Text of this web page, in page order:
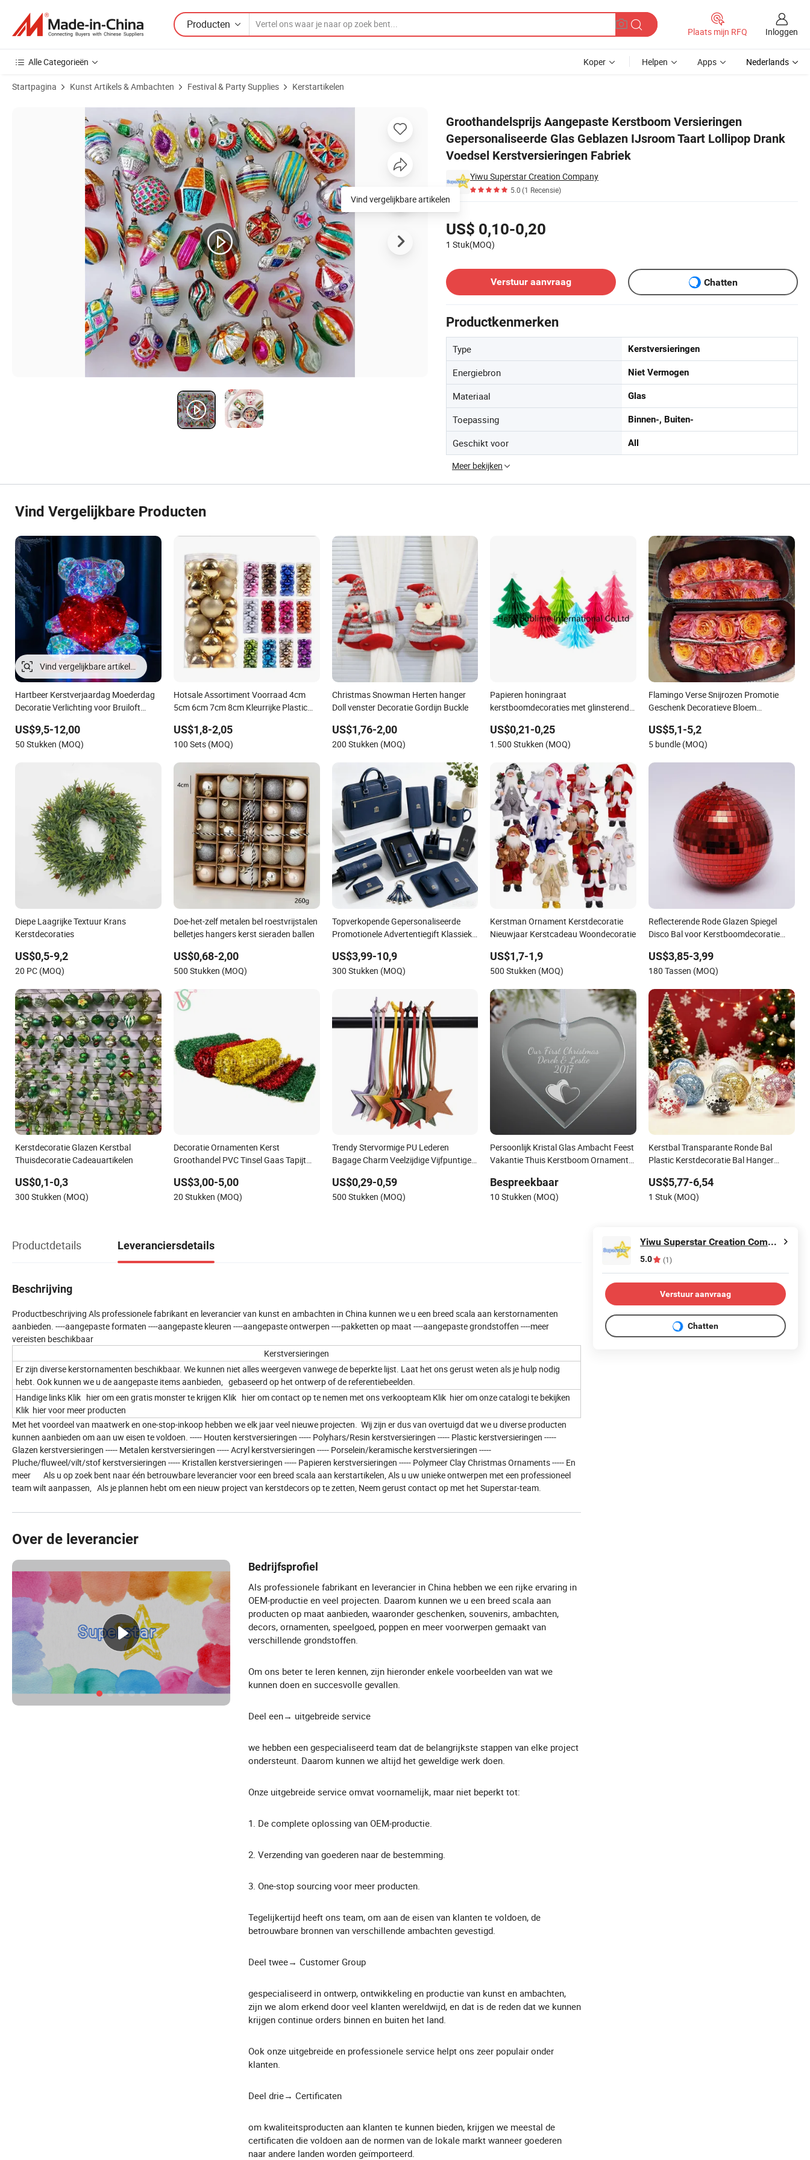
Producten
Plaats mijn RFQ Inloggen
Alle Categorieën Koper Helpen Apps Nederlands
Startpagina Kunst Artikels & Ambachten Festival & Party Supplies Kerstartikelen
Groothandelsprijs Aangepaste Kerstboom Versieringen
Gepersonaliseerde Glas Geblazen IJsroom Taart Lollipop Drank
Voedsel Kerstversieringen Fabriek
Yiwu Superstar Creation Company
5.0(1 Recensie)
Prijzen
US$ 0,10-0,20
1 Stuk(MOQ)
Verstuur aanvraag
Chatten
Productkenmerken
Type Kerstversieringen
Energiebron Niet Vermogen
Materiaal Glas
Toepassing Binnen-, Buiten-
Geschikt voor All
Meer bekijken
Productafbeeldingen van Groothandelsprijs Aangepaste Kerstboom Versieringen Gepersonaliseerde Glas Geblazen IJsroom Taart Lollipop Drank Voedsel Kerstversieringen Fabriek
Vind vergelijkbare artikelen
Vind Vergelijkbare Producten
Hartbeer Kerstverjaardag Moederdag
Decoratie Verlichting voor Bruiloft
Feestbenodigdheden
US$9,5-12,00
50 Stukken (MOQ)
Hotsale Assortiment Voorraad 4cm
5cm 6cm 7cm 8cm Kleurrijke Plastic
US$1,8-2,05
100 Sets (MOQ)
Christmas Snowman Herten hanger
Doll venster Decoratie Gordijn Buckle
US$1,76-2,00
200 Stukken (MOQ)
Papieren honingraat
kerstboomdecoraties met glinsterende
US$0,21-0,25
1.500 Stukken (MOQ)
Flamingo Verse Snijrozen Promotie
Geschenk Decoratieve Bloem
US$5,1-5,2
5 bundle (MOQ)
Diepe Laagrijke Textuur Krans
Kerstdecoraties
US$0,5-9,2
20 PC (MOQ)
Doe-het-zelf metalen bel roestvrijstalen
belletjes hangers kerst sieraden ballen
US$0,68-2,00
500 Stukken (MOQ)
Topverkopende Gepersonaliseerde
Promotionele Advertentiegift Klassiek
Bedrijfsgeschenken
US$3,99-10,9
300 Stukken (MOQ)
Kerstman Ornament Kerstdecoratie
Nieuwjaar Kerstcadeau Woondecoratie
US$1,7-1,9
500 Stukken (MOQ)
Reflecterende Rode Glazen Spiegel
Disco Bal voor Kerstboomdecoratie
US$3,85-3,99
180 Tassen (MOQ)
Kerstdecoratie Glazen Kerstbal
Thuisdecoratie Cadeauartikelen
US$0,1-0,3
300 Stukken (MOQ)
Decoratie Ornamenten Kerst
Groothandel PVC Tinsel Gaas Tapijt
US$3,00-5,00
20 Stukken (MOQ)
Trendy Stervormige PU Lederen
Bagage Charm Veelzijdige Vijfpuntige
voor Vrouwen Meisjes
US$0,29-0,59
500 Stukken (MOQ)
Persoonlijk Kristal Glas Ambacht Feest
Vakantie Thuis Kerstboom Ornament
Bespreekbaar
10 Stukken (MOQ)
Kerstbal Transparante Ronde Bal
Plastic Kerstdecoratie Bal Hanger
US$5,77-6,54
1 Stuk (MOQ)
Productdetails Leveranciersdetails
Beschrijving
Productbeschrijving Als professionele fabrikant en leverancier van kunst en ambachten in China kunnen we u een breed scala aan kerstornamenten
aanbieden. ----aangepaste formaten ----aangepaste kleuren ----aangepaste ontwerpen ----pakketten op maat ----aangepaste grondstoffen ----meer
vereisten beschikbaar
Kerstversieringen
Er zijn diverse kerstornamenten beschikbaar. We kunnen niet alles weergeven vanwege de beperkte lijst. Laat het ons gerust weten als je hulp nodig
hebt. Ook kunnen we u de aangepaste items aanbieden, gebaseerd op het ontwerp of de referentiebeelden.
Handige links Klik hier om een gratis monster te krijgen Klik hier om contact op te nemen met ons verkoopteam Klik hier om onze catalogi te bekijken
Klik hier voor meer producten
Met het voordeel van maatwerk en one-stop-inkoop hebben we elk jaar veel nieuwe projecten. Wij zijn er dus van overtuigd dat we u diverse producten
kunnen aanbieden om aan uw eisen te voldoen. ----- Houten kerstversieringen ----- Polyhars/Resin kerstversieringen ----- Plastic kerstversieringen -----
Glazen kerstversieringen ----- Metalen kerstversieringen ----- Acryl kerstversieringen ----- Porselein/keramische kerstversieringen -----
Pluche/fluweel/vilt/stof kerstversieringen ----- Kristallen kerstversieringen ----- Papieren kerstversieringen ----- Polymeer Clay Christmas Ornaments ----- En
meer Als u op zoek bent naar één betrouwbare leverancier voor een breed scala aan kerstartikelen, Als u uw unieke ontwerpen met een professioneel
team wilt aanpassen, Als je plannen hebt om een nieuw project van kerstdecors op te zetten, Neem gerust contact op met het Superstar-team.
Over de leverancier
Bedrijfsprofiel
Als professionele fabrikant en leverancier in China hebben we een rijke ervaring in
OEM-productie en veel projecten. Daarom kunnen we u een breed scala aan
producten op maat aanbieden, waaronder geschenken, souvenirs, ambachten,
decors, ornamenten, speelgoed, poppen en meer voorwerpen gemaakt van
verschillende grondstoffen.
Om ons beter te leren kennen, zijn hieronder enkele voorbeelden van wat we
kunnen doen en succesvolle gevallen.
Deel een→ uitgebreide service
we hebben een gespecialiseerd team dat de belangrijkste stappen van elke project
ondersteunt. Daarom kunnen we altijd het geweldige werk doen.
Onze uitgebreide service omvat voornamelijk, maar niet beperkt tot:
1. De complete oplossing van OEM-productie.
2. Verzending van goederen naar de bestemming.
3. One-stop sourcing voor meer producten.
Tegelijkertijd heeft ons team, om aan de eisen van klanten te voldoen, de
betrouwbare bronnen van verschillende ambachten gevestigd.
Deel twee→ Customer Group
gespecialiseerd in ontwerp, ontwikkeling en productie van kunst en ambachten,
zijn we alom erkend door veel klanten wereldwijd, en dat is de reden dat we kunnen
krijgen continue orders binnen en buiten het land.
Ook onze uitgebreide en professionele service helpt ons zeer populair onder
klanten.
Deel drie→ Certificaten
om kwaliteitsproducten aan klanten te kunnen bieden, krijgen we meestal de
certificaten die voldoen aan de normen van de lokale markt wanneer goederen
naar andere landen worden geïmporteerd.
Yiwu Superstar Creation Company
5.0 (1)
Verstuur aanvraag
Chatten